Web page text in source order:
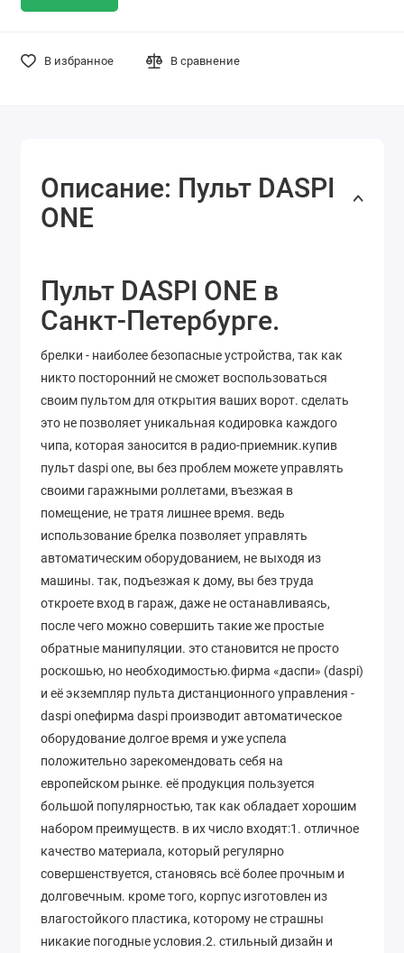
В избранное В сравнение
Описание: Пульт DASPI
ONE
Пульт DASPI ONE в
Санкт-Петербурге.
брелки - наиболее безопасные устройства, так как
никто посторонний не сможет воспользоваться
своим пультом для открытия ваших ворот. сделать
это не позволяет уникальная кодировка каждого
чипа, которая заносится в радио-приемник.купив
пульт daspi one, вы без проблем можете управлять
своими гаражными роллетами, въезжая в
помещение, не тратя лишнее время. ведь
использование брелка позволяет управлять
автоматическим оборудованием, не выходя из
машины. так, подъезжая к дому, вы без труда
откроете вход в гараж, даже не останавливаясь,
после чего можно совершить такие же простые
обратные манипуляции. это становится не просто
роскошью, но необходимостью.фирма «даспи» (daspi)
и её экземпляр пульта дистанционного управления -
daspi oneфирма daspi производит автоматическое
оборудование долгое время и уже успела
положительно зарекомендовать себя на
европейском рынке. её продукция пользуется
большой популярностью, так как обладает хорошим
набором преимуществ. в их число входят:1. отличное
качество материала, который регулярно
совершенствуется, становясь всё более прочным и
долговечным. кроме того, корпус изготовлен из
влагостойкого пластика, которому не страшны
никакие погодные условия.2. стильный дизайн и